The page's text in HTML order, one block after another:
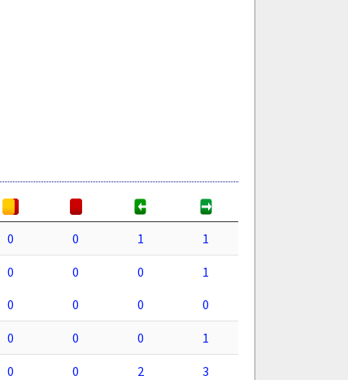
0 0 1 1
0 0 0
1
0 0 0 0
0 0 0 1
0 0 2 3